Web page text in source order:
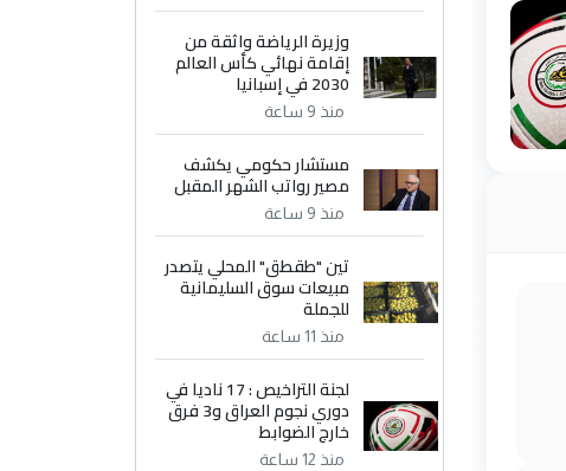
وزيرة الرياضة واثقة من
إقامة نهائي كأس العالم
2030 في إسبانيا
منذ 9 ساعة
مستشار حكومي يكشف
مصير رواتب الشهر المقبل
منذ 9 ساعة
تين "طقطق" المحلي يتصدر
مبيعات سوق السليمانية
للجملة
منذ 11 ساعة
لجنة التراخيص : 17 ناديا في
دوري نجوم العراق و3 فرق
خارج الضوابط
منذ 12 ساعة